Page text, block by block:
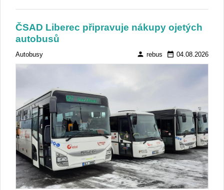
ČSAD Liberec připravuje nákupy ojetých
autobusů
Autobusy person rebus date_range 04.08.2026